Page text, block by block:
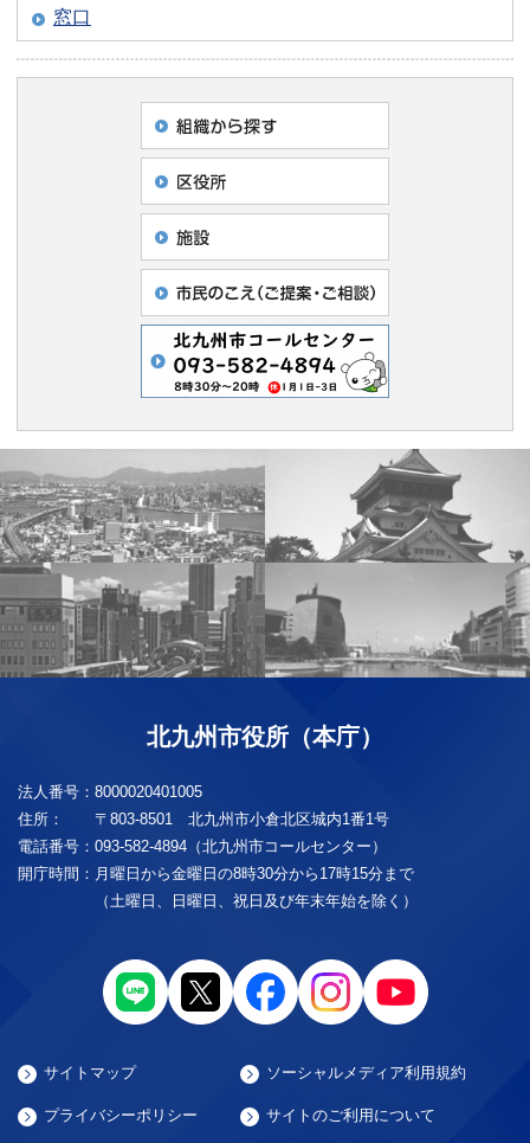
窓口
北九州市役所（本庁）
法人番号： 8000020401005
住所：
〒803-8501 北九州市小倉北区城内1番1号
電話番号： 093-582-4894（北九州市コールセンター）
開庁時間： 月曜日から金曜日の8時30分から17時15分まで
（土曜日、日曜日、祝日及び年末年始を除く）
サイトマップ ソーシャルメディア利用規約
プライバシーポリシー サイトのご利用について